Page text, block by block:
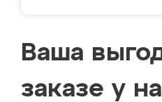
Ваша
заказе у